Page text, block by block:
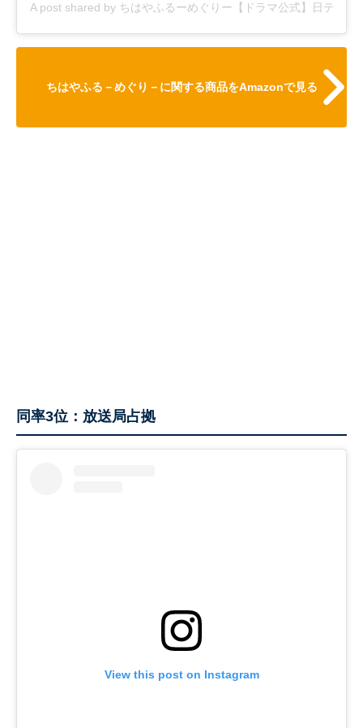
A post shared by ちはやふるーめぐりー【ドラマ公式】日テレ
ちはやふる－めぐり－に関する商品をAmazonで見る
同率3位：放送局占拠
View this post on Instagram